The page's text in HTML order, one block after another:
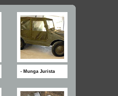
- Munga Jurista